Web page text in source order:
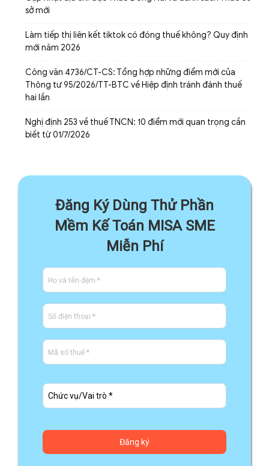
sở mới
Làm tiếp thị liên kết tiktok có đóng thuế không? Quy định
mới năm 2026
Công văn 4736/CT-CS: Tổng hợp những điểm mới của
Thông tư 95/2026/TT-BTC về Hiệp định tránh đánh thuế
hai lần
Nghị định 253 về thuế TNCN: 10 điểm mới quan trọng cần
biết từ 01/7/2026
Đăng Ký Dùng Thử Phần
Mềm Kế Toán MISA SME
Miễn Phí